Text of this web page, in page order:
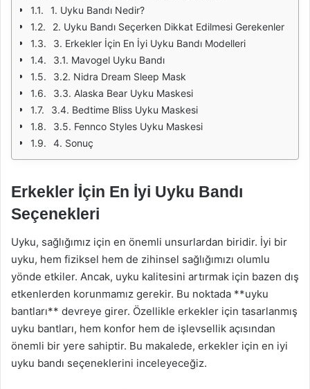
1. Uyku Bandı Nedir?
2. Uyku Bandı Seçerken Dikkat Edilmesi Gerekenler
3. Erkekler İçin En İyi Uyku Bandı Modelleri
3.1. Mavogel Uyku Bandı
3.2. Nidra Dream Sleep Mask
3.3. Alaska Bear Uyku Maskesi
3.4. Bedtime Bliss Uyku Maskesi
3.5. Fennco Styles Uyku Maskesi
4. Sonuç
Erkekler İçin En İyi Uyku Bandı
Seçenekleri
Uyku, sağlığımız için en önemli unsurlardan biridir. İyi bir
uyku, hem fiziksel hem de zihinsel sağlığımızı olumlu
yönde etkiler. Ancak, uyku kalitesini artırmak için bazen dış
etkenlerden korunmamız gerekir. Bu noktada **uyku
bantları** devreye girer. Özellikle erkekler için tasarlanmış
uyku bantları, hem konfor hem de işlevsellik açısından
önemli bir yere sahiptir. Bu makalede, erkekler için en iyi
uyku bandı seçeneklerini inceleyeceğiz.